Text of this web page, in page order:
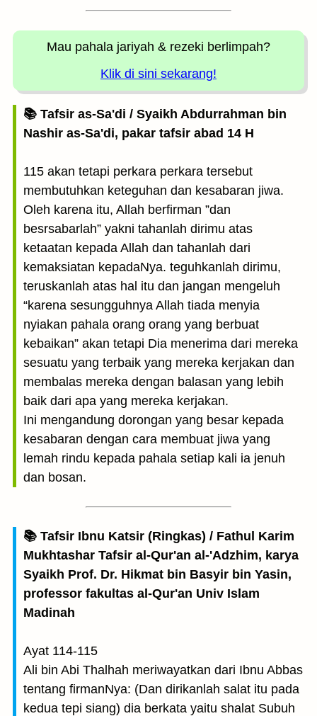
Mau pahala jariyah & rezeki berlimpah?
Klik di sini sekarang!
📚 Tafsir as-Sa'di / Syaikh Abdurrahman bin
Nashir as-Sa'di, pakar tafsir abad 14 H
115 akan tetapi perkara perkara tersebut
membutuhkan keteguhan dan kesabaran jiwa.
Oleh karena itu, Allah berfirman ”dan
besrsabarlah” yakni tahanlah dirimu atas
ketaatan kepada Allah dan tahanlah dari
kemaksiatan kepadaNya. teguhkanlah dirimu,
teruskanlah atas hal itu dan jangan mengeluh
“karena sesungguhnya Allah tiada menyia
nyiakan pahala orang orang yang berbuat
kebaikan” akan tetapi Dia menerima dari mereka
sesuatu yang terbaik yang mereka kerjakan dan
membalas mereka dengan balasan yang lebih
baik dari apa yang mereka kerjakan.
Ini mengandung dorongan yang besar kepada
kesabaran dengan cara membuat jiwa yang
lemah rindu kepada pahala setiap kali ia jenuh
dan bosan.
📚 Tafsir Ibnu Katsir (Ringkas) / Fathul Karim
Mukhtashar Tafsir al-Qur'an al-'Adzhim, karya
Syaikh Prof. Dr. Hikmat bin Basyir bin Yasin,
professor fakultas al-Qur'an Univ Islam
Madinah
Ayat 114-115
Ali bin Abi Thalhah meriwayatkan dari Ibnu Abbas
tentang firmanNya: (Dan dirikanlah salat itu pada
kedua tepi siang) dia berkata yaitu shalat Subuh